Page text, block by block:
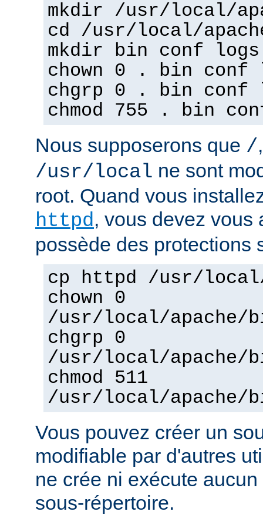
mkdir /usr/local/
cd /usr/local/
mkdir bin conf logs
chown 0 . bin conf
chgrp 0 . bin conf
chmod 755 . bin
Nous supposerons que /
/usr/local ne sont
root. Quand vous
httpd, vous devez vous
possède des protections
cp httpd /usr/
chown 0
/usr/local/apache/
chgrp 0
/usr/local/apache/
chmod 511
/usr/local/apache/
Vous pouvez créer un
modifiable par d'autres
ne crée ni exécute
sous-répertoire.